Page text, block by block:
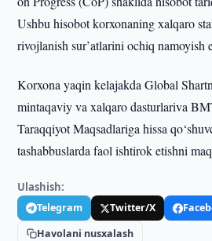
Ushbu hisobot korxonaning xalqaro
rivojlanish sur’atlarini ochiq namoyish
Korxona yaqin kelajakda Global
mintaqaviy va xalqaro dasturlariva
Taraqqiyot Maqsadlariga hissa
tashabbuslarda faol ishtirok etishni
Ulashish:
Telegram Twitter/X
Havolani nusxalash